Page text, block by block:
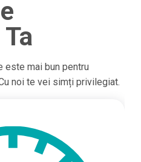
este mai bun pentru
noi te vei simți privilegiat.